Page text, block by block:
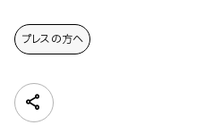
プレスの方へ